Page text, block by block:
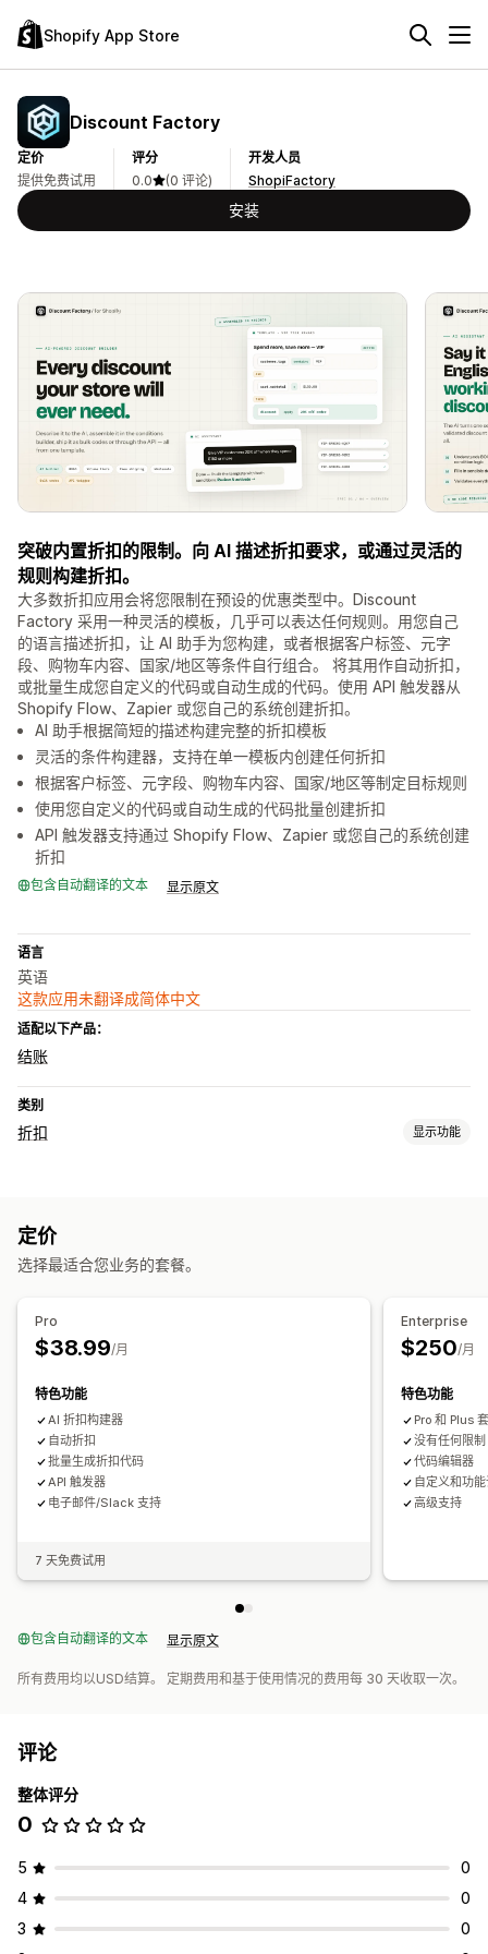
Shopify App Store
Discount Factory
定价
提供免费试用
评分
0.0
(0 评论)
开发人员
ShopiFactory
安装
突破内置折扣的限制。向 AI 描述折扣要求，或通过灵活的
规则构建折扣。
大多数折扣应用会将您限制在预设的优惠类型中。Discount
Factory 采用一种灵活的模板，几乎可以表达任何规则。用您自己
的语言描述折扣，让 AI 助手为您构建，或者根据客户标签、元字
段、购物车内容、国家/地区等条件自行组合。 将其用作自动折扣，
或批量生成您自定义的代码或自动生成的代码。使用 API 触发器从
Shopify Flow、Zapier 或您自己的系统创建折扣。
AI 助手根据简短的描述构建完整的折扣模板
灵活的条件构建器，支持在单一模板内创建任何折扣
根据客户标签、元字段、购物车内容、国家/地区等制定目标规则
使用您自定义的代码或自动生成的代码批量创建折扣
API 触发器支持通过 Shopify Flow、Zapier 或您自己的系统创建
折扣
包含自动翻译的文本 显示原文
语言
英语
这款应用未翻译成简体中文
适配以下产品：
结账
类别
折扣 显示功能
固定折扣
购物车折扣 结账折扣 增销折扣
运费折扣
API 和 Webhook
定价
选择最适合您业务的套餐。
Pro
$38.99/月
特色功能
AI 折扣构建器
自动折扣
批量生成折扣代码
API 触发器
电子邮件/Slack 支持
7 天免费试用
Enterprise
$250/月
特色功能
Pro 和 Plus
没有任何限制
代码编辑器
自定义和功
高级支持
包含自动翻译的文本 显示原文
所有费用均以USD结算。 定期费用和基于使用情况的费用每 30 天收取一次。
评论
整体评分
0
5
0
4
0
3
0